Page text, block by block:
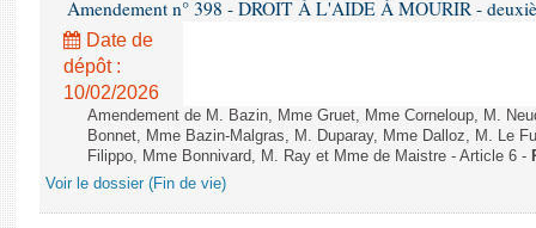
Amendement n° 398 - DROIT À L'AIDE À MOURIR -
Date de
dépôt :
10/02/2026
Amendement de M. Bazin, Mme Gruet, Mme Corneloup, M.
Bonnet, Mme Bazin-Malgras, M. Duparay, Mme Dalloz, M. Le
Filippo, Mme Bonnivard, M. Ray et Mme de Maistre - Article 6 -
Voir le dossier (Fin de vie)